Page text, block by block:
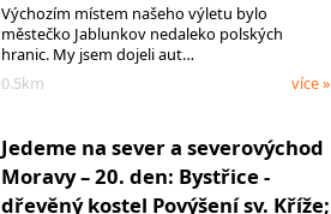
Výchozím místem našeho výletu bylo
městečko Jablunkov nedaleko polských
hranic. My jsem dojeli aut…
0.5km
více »
Jedeme na sever a severovýchod
Moravy – 20. den: Bystřice -
dřevěný kostel Povýšení sv. Kříže;